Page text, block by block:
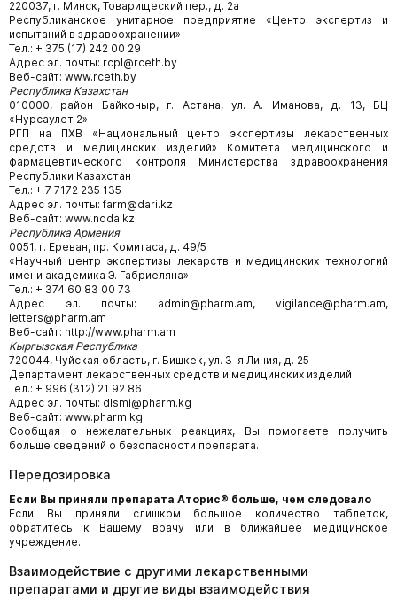
220037, г. Минск, Товарищеский пер., д. 2а
Республиканское унитарное предприятие «Центр экспертиз и
испытаний в здравоохранении»
Тел.: + 375 (17) 242 00 29
Адрес эл. почты: rcpl@rceth.by
Веб-сайт: www.rceth.by
Республика Казахстан
010000, район Байконыр, г. Астана, ул. А. Иманова, д. 13, БЦ
«Нурсаулет 2»
РГП на ПХВ «Национальный центр экспертизы лекарственных
средств и медицинских изделий» Комитета медицинского и
фармацевтического контроля Министерства здравоохранения
Республики Казахстан
Тел.: + 7 7172 235 135
Адрес эл. почты: farm@dari.kz
Веб-сайт: www.ndda.kz
Республика Армения
0051, г. Ереван, пр. Комитаса, д. 49/5
«Научный центр экспертизы лекарств и медицинских технологий
имени академика Э. Габриеляна»
Тел.: + 374 60 83 00 73
Адрес эл. почты: admin@pharm.am, vigilance@pharm.am,
letters@pharm.am
Веб-сайт: http://www.pharm.am
Кыргызская Республика
720044, Чуйская область, г. Бишкек, ул. 3-я Линия, д. 25
Департамент лекарственных средств и медицинских изделий
Тел.: + 996 (312) 21 92 86
Адрес эл. почты: dlsmi@pharm.kg
Веб-сайт: www.pharm.kg
Сообщая о нежелательных реакциях, Вы помогаете получить
больше сведений о безопасности препарата.
Передозировка
Если Вы приняли препарата Аторис® больше, чем следовало
Если Вы приняли слишком большое количество таблеток,
обратитесь к Вашему врачу или в ближайшее медицинское
учреждение.
Взаимодействие с другими лекарственными
препаратами и другие виды взаимодействия